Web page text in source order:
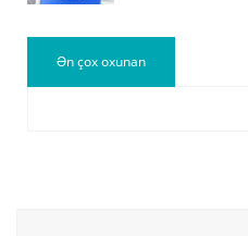
Ən çox oxunan